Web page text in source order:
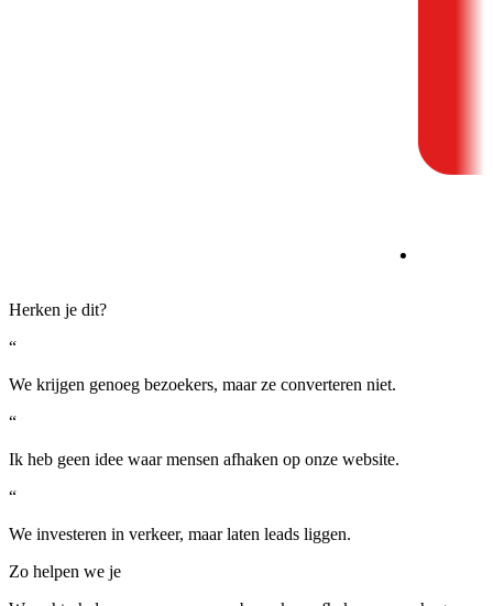
Herken je dit?
“
We krijgen genoeg bezoekers, maar ze converteren niet.
“
Ik heb geen idee waar mensen afhaken op onze website.
“
We investeren in verkeer, maar laten leads liggen.
Zo helpen we je